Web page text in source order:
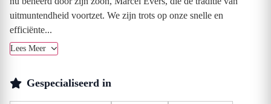
uitmuntendheid voortzet. We zijn trots op onze snelle en
efficiënte...
Lees Meer
Gespecialiseerd in